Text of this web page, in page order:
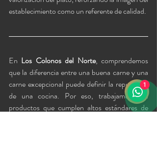
establecimiento como un referente de calidad.
En Los Colonos del Norte, comprendemos
que la diferencia entre una buena carne y una
carne excepcional puede definir la reputación
de una cocina. Por eso, trabajamos con
productos que cumplen altos estándares de
1